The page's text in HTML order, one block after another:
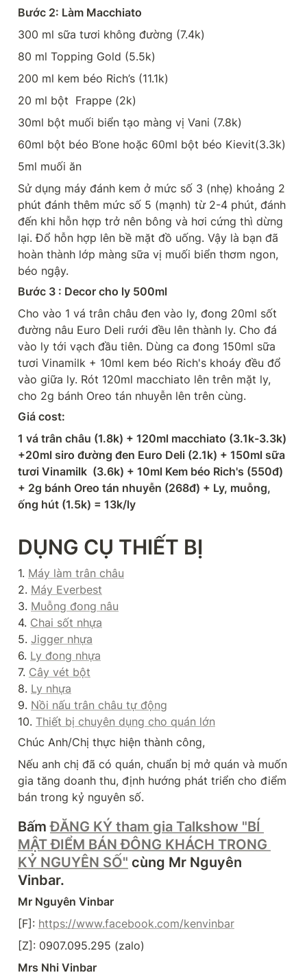
Bước 2: Làm Macchiato
300 ml sữa tươi không đường (7.4k)
80 ml Topping Gold (5.5k)
200 ml kem béo Rich’s (11.1k)
20 ml bột  Frappe (2k)
30ml bột muối biển tạo màng vị Vani (7.8k)
60ml bột béo B’one hoặc 60ml bột béo Kievit(3.3k)
5ml muối ăn
Sử dụng máy đánh kem ở mức số 3 (nhẹ) khoảng 2
phút đánh thêm mức số 5 (mạnh) từ 2-4 phút, đánh
đến khi hỗn hợp trở nên bông và hơi cứng thì dừng
lại. Đổ hỗn hợp lên bề mặt đồ uống. Vậy là bạn đã
hoàn thành lớp màng sữa vị muối biển thơm ngon,
béo ngậy.
Bước 3 : Decor cho ly 500ml
Cho vào 1 vá trân châu đen vào ly, đong 20ml sốt
đường nâu Euro Deli rưới đều lên thành ly. Cho đá
vào ly tới vạch đầu tiên. Dùng ca đong 150ml sữa
tươi Vinamilk + 10ml kem béo Rich's khoáy đều đổ
vào giữa ly. Rót 120ml macchiato lên trên mặt ly,
cho 2g bánh Oreo tán nhuyễn lên trên cùng.
Giá cost:
1 vá trân châu (1.8k) + 120ml macchiato (3.1k-3.3k)
+20ml siro đường đen Euro Deli (2.1k) + 150ml sữa
tươi Vinamilk  (3.6k) + 10ml Kem béo Rich's (550đ)
+ 2g bánh Oreo tán nhuyễn (268đ) + Ly, muỗng,
ống hút (1.5k) = 13k/ly
DỤNG CỤ THIẾT BỊ
1. Máy làm trân châu
2. Máy Everbest
3. Muỗng đong nâu
4. Chai sốt nhựa
5. Jigger nhựa
6. Ly đong nhựa
7. Cây vét bột
8. Ly nhựa
9. Nồi nấu trân châu tự động
10. Thiết bị chuyên dụng cho quán lớn
Chúc Anh/Chị thực hiện thành công,
Nếu anh chị đã có quán, chuẩn bị mở quán và muốn
gia tăng doanh thu, định hướng phát triển cho điểm
bán trong kỷ nguyên số.
Bấm ĐĂNG KÝ tham gia Talkshow "BÍ
MẬT ĐIỂM BÁN ĐÔNG KHÁCH TRONG
KỶ NGUYÊN SỐ" cùng Mr Nguyên
Vinbar.
Mr Nguyên Vinbar
[F]: https://www.facebook.com/kenvinbar
[Z]: 0907.095.295 (zalo)
Mrs Nhi Vinbar